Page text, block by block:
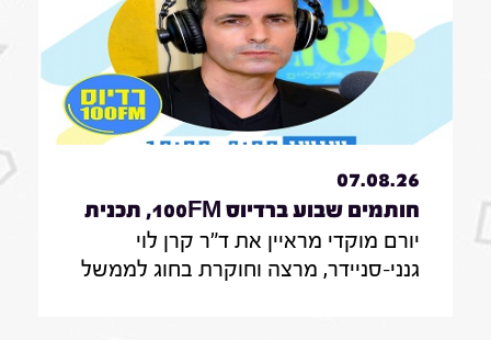
07.08.26
חותמים שבוע ברדיוס 100FM, תכנית
330, 07 באוגוסט 2026
יורם מוקדי מראיין את ד"ר קרן לוי
גנני-סניידר, מרצה וחוקרת בחוג לממשל